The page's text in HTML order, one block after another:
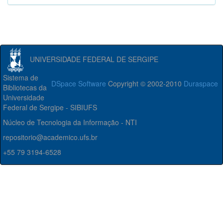
UNIVERSIDADE FEDERAL DE SERGIPE
DSpace Software Copyright © 2002-2010 Duraspace
Sistema de
Bibliotecas da
Universidade
Federal de Sergipe - SIBIUFS
Núcleo de Tecnologia da Informação - NTI
repositorio@academico.ufs.br
+55 79 3194-6528